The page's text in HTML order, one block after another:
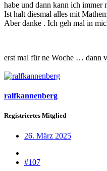
habe und dann kann ich immer
Ist halt diesmal alles mit
Aber danke . Ich geh mal in
erst mal für ne Woche … dann
ralfkannenberg
Registriertes Mitglied
26. März 2025
#107